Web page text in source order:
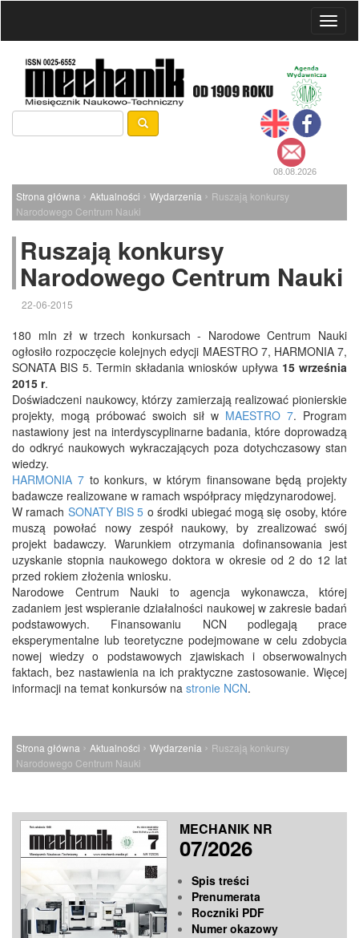
08.08.2026
Strona główna › Aktualności › Wydarzenia › Ruszają konkursy
Narodowego Centrum Nauki
Ruszają konkursy
Narodowego Centrum Nauki
22-06-2015
180 mln zł w trzech konkursach - Narodowe Centrum Nauki
ogłosiło rozpoczęcie kolejnych edycji MAESTRO 7, HARMONIA 7,
SONATA BIS 5. Termin składania wniosków upływa 15 września
2015 r.
Doświadczeni naukowcy, którzy zamierzają realizować pionierskie
projekty, mogą próbować swoich sił w MAESTRO 7. Program
nastawiony jest na interdyscyplinarne badania, które doprowadzą
do odkryć naukowych wykraczających poza dotychczasowy stan
wiedzy.
HARMONIA 7to konkurs, w którym finansowane będą projekty
badawcze realizowane w ramach współpracy międzynarodowej.
W ramach SONATY BIS 5 o środki ubiegać mogą się osoby, które
muszą powołać nowy zespół naukowy, by zrealizować swój
projekt badawczy. Warunkiem otrzymania dofinansowania jest
uzyskanie stopnia naukowego doktora w okresie od 2 do 12 lat
przed rokiem złożenia wniosku.
Narodowe Centrum Nauki to agencja wykonawcza, której
zadaniem jest wspieranie działalności naukowej w zakresie badań
podstawowych. Finansowaniu NCN podlegają prace
eksperymentalne lub teoretyczne podejmowane w celu zdobycia
nowej wiedzy o podstawowych zjawiskach i obserwowalnych
faktach, bez nastawienia na ich praktyczne zastosowanie. Więcej
informacji na temat konkursów na stronie NCN.
Strona główna › Aktualności › Wydarzenia › Ruszają konkursy
Narodowego Centrum Nauki
MECHANIK NR
07/2026
Spis treści
Prenumerata
Roczniki PDF
Numer okazowy